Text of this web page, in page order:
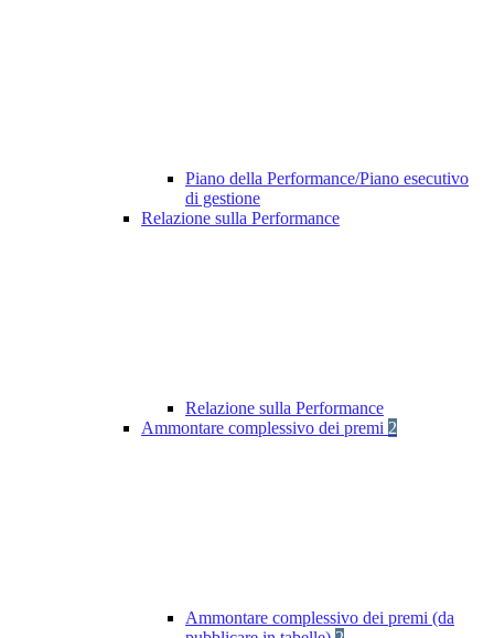
Piano della Performance/Piano esecutivo
di gestione
Relazione sulla Performance
Relazione sulla Performance
Ammontare complessivo dei premi 2
Ammontare complessivo dei premi (da